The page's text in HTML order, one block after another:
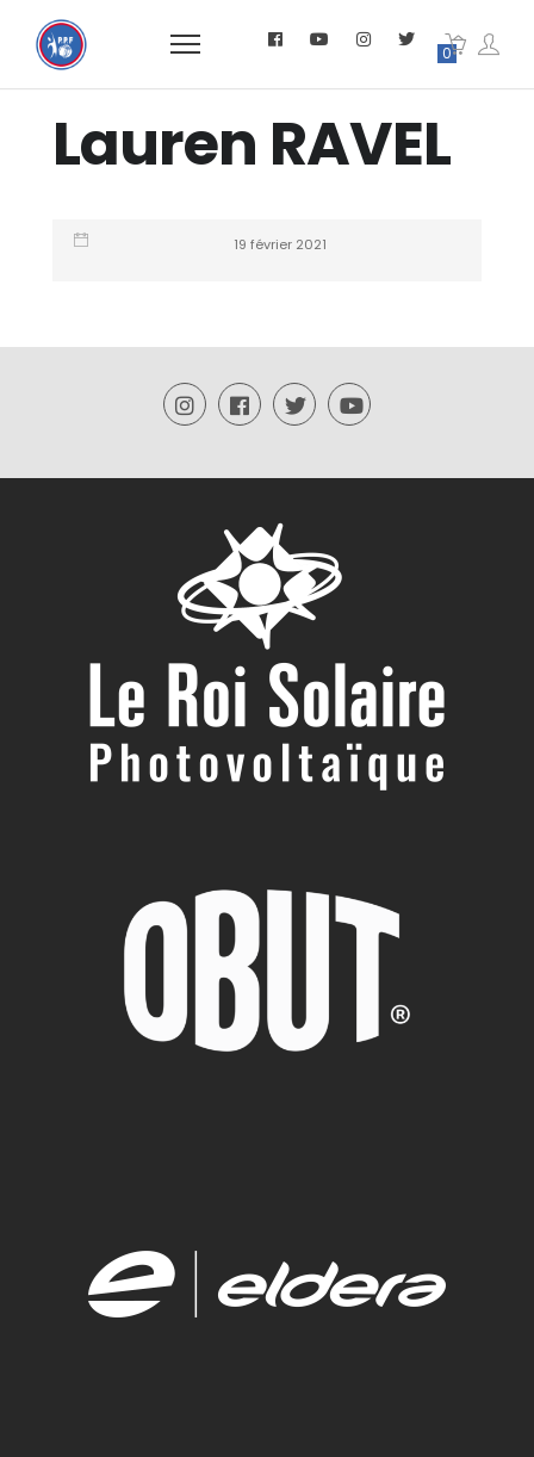
0
Lauren RAVEL
19 février 2021